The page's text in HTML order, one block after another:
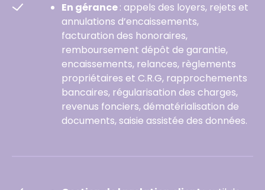
En gérance: appels des loyers, rejets et
annulations d’encaissements,
facturation des honoraires,
remboursement dépôt de garantie,
encaissements, relances, règlements
propriétaires et C.R.G, rapprochements
bancaires, régularisation des charges,
revenus fonciers, dématérialisation de
documents, saisie assistée des données.